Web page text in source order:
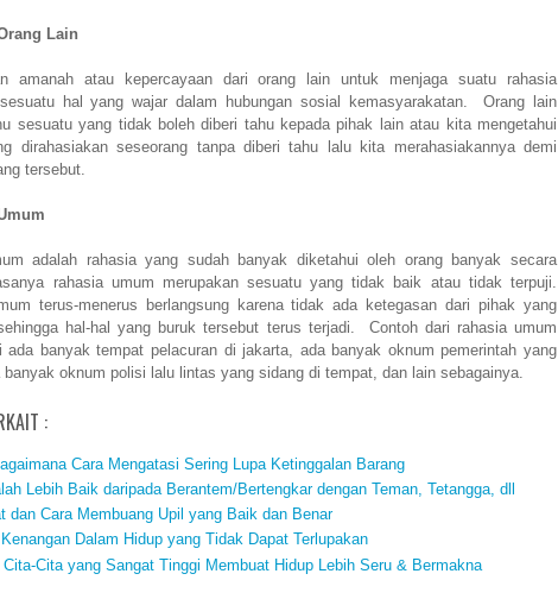
Lain
amanah atau kepercayaan dari orang lain untuk menjaga suatu rahasia
hal yang wajar dalam hubungan sosial kemasyarakatan. Orang lain
sesuatu yang tidak boleh diberi tahu kepada pihak lain atau kita mengetahui
dirahasiakan seseorang tanpa diberi tahu lalu kita merahasiakannya demi
tersebut.
adalah rahasia yang sudah banyak diketahui oleh orang banyak secara
rahasia umum merupakan sesuatu yang tidak baik atau tidak terpuji.
terus-menerus berlangsung karena tidak ada ketegasan dari pihak yang
hal-hal yang buruk tersebut terus terjadi. Contoh dari rahasia umum
ada banyak tempat pelacuran di jakarta, ada banyak oknum pemerintah yang
banyak oknum polisi lalu lintas yang sidang di tempat, dan lain sebagainya.
:
Cara Mengatasi Sering Lupa Ketinggalan Barang
Lebih Baik daripada Berantem/Bertengkar dengan Teman, Tetangga, dll
dan Cara Membuang Upil yang Baik dan Benar
Dalam Hidup yang Tidak Dapat Terlupakan
Cita-Cita yang Sangat Tinggi Membuat Hidup Lebih Seru & Bermakna